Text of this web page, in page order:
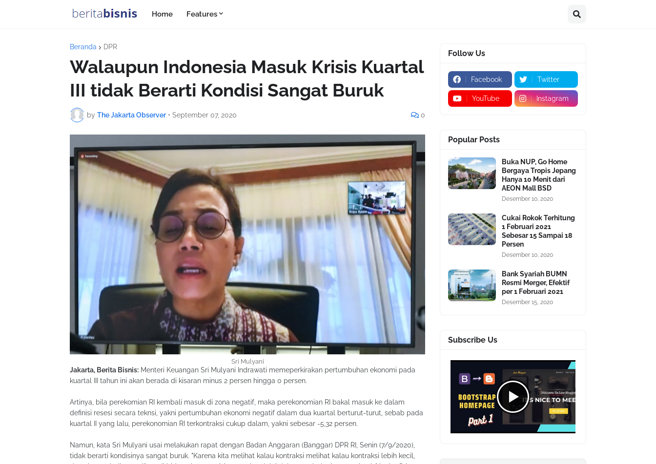
Home Features
Beranda DPR
Walaupun Indonesia Masuk Krisis Kuartal
III tidak Berarti Kondisi Sangat Buruk
by The Jakarta Observer • September 07, 2020 0
Sri Mulyani
Jakarta, Berita Bisnis: Menteri Keuangan Sri Mulyani Indrawati memeperkirakan pertumbuhan ekonomi pada
kuartal III tahun ini akan berada di kisaran minus 2 persen hingga 0 persen.
Artinya, bila perekomian RI kembali masuk di zona negatif, maka perekonomian RI bakal masuk ke dalam
definisi resesi secara teknsi, yakni pertumbuhan ekonomi negatif dalam dua kuartal berturut-turut, sebab pada
kuartal II yang lalu, perekonomian RI terkontraksi cukup dalam, yakni sebesar -5,32 persen.
Namun, kata Sri Mulyani usai melakukan rapat dengan Badan Anggaran (Banggar) DPR RI, Senin (7/9/2020),
tidak berarti kondisinya sangat buruk. "Karena kita melihat kalau kontraksi melihat kalau kontraksi lebih kecil,
Follow Us
Facebook Twitter
YouTube Instagram
Popular Posts
Buka NUP, Go Home
Bergaya Tropis Jepang
Hanya 10 Menit dari
AEON Mall BSD
Desember 10, 2020
Cukai Rokok Terhitung
1 Februari 2021
Sebesar 15 Sampai 18
Persen
Desember 10, 2020
Bank Syariah BUMN
Resmi Merger, Efektif
per 1 Februari 2021
Desember 15, 2020
Subscribe Us